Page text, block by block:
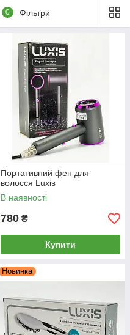
0 Фільтри
Портативний фен для
волосся Luxis
В наявності
780 ₴
Купити
Новинка